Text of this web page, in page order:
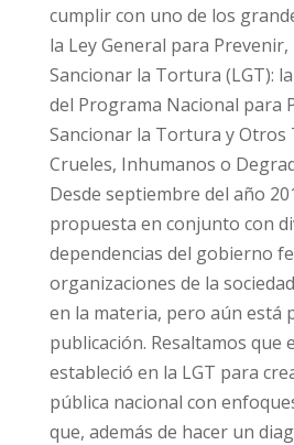
cumplir con uno de los
la Ley General para
Sancionar la Tortura (LGT):
del Programa Nacional para
Sancionar la Tortura y Otros
Crueles, Inhumanos o
Desde septiembre del año
propuesta en conjunto con
dependencias del gobierno
organizaciones de la
en la materia, pero aún está
publicación. Resaltamos que
estableció en la LGT para
pública nacional con
que, además de hacer un